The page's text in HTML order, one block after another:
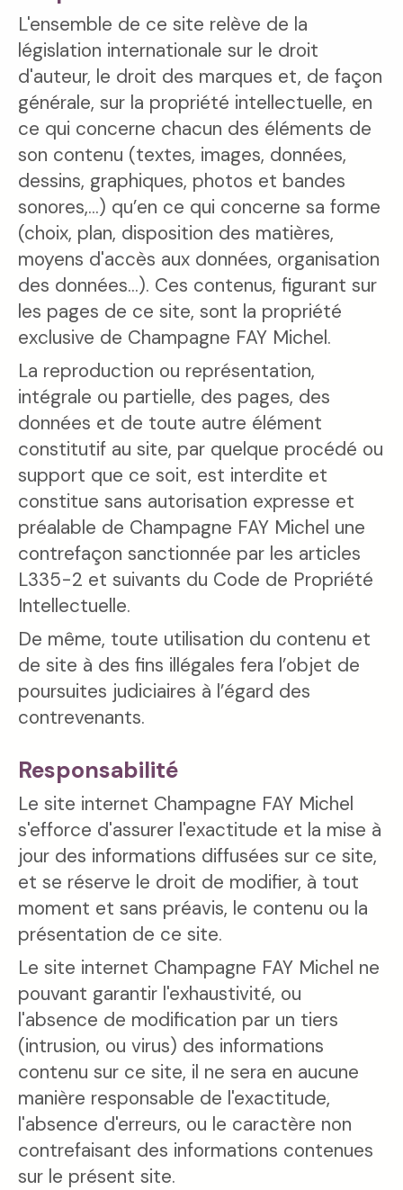
L'ensemble de ce site relève de la
législation internationale sur le droit
d'auteur, le droit des marques et, de façon
générale, sur la propriété intellectuelle, en
ce qui concerne chacun des éléments de
son contenu (textes, images, données,
dessins, graphiques, photos et bandes
sonores,...) qu’en ce qui concerne sa forme
(choix, plan, disposition des matières,
moyens d'accès aux données, organisation
des données...). Ces contenus, figurant sur
les pages de ce site, sont la propriété
exclusive de Champagne FAY Michel.
La reproduction ou représentation,
intégrale ou partielle, des pages, des
données et de toute autre élément
constitutif au site, par quelque procédé ou
support que ce soit, est interdite et
constitue sans autorisation expresse et
préalable de Champagne FAY Michel une
contrefaçon sanctionnée par les articles
L335-2 et suivants du Code de Propriété
Intellectuelle.
De même, toute utilisation du contenu et
de site à des fins illégales fera l’objet de
poursuites judiciaires à l’égard des
contrevenants.
Responsabilité
Le site internet Champagne FAY Michel
s'efforce d'assurer l'exactitude et la mise à
jour des informations diffusées sur ce site,
et se réserve le droit de modifier, à tout
moment et sans préavis, le contenu ou la
présentation de ce site.
Le site internet Champagne FAY Michel ne
pouvant garantir l'exhaustivité, ou
l'absence de modification par un tiers
(intrusion, ou virus) des informations
contenu sur ce site, il ne sera en aucune
manière responsable de l'exactitude,
l'absence d'erreurs, ou le caractère non
contrefaisant des informations contenues
sur le présent site.